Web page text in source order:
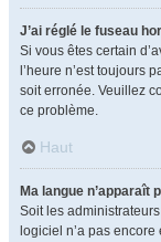
J’ai réglé le fuseau
Si vous êtes certain
l’heure n’est toujours
soit erronée. Veuillez
ce problème.
Haut
Ma langue n’apparaît
Soit les
logiciel n’a pas